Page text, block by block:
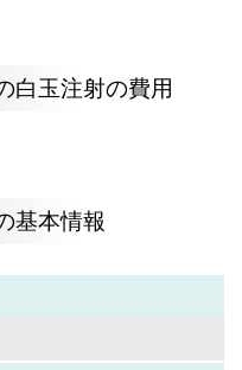
白玉注射の費用
基本情報